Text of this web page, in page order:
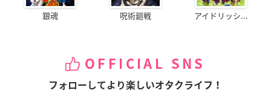
銀魂 呪術廻戦 アイドリッシ...
OFFICIAL SNS
フォローしてより楽しいオタクライフ！